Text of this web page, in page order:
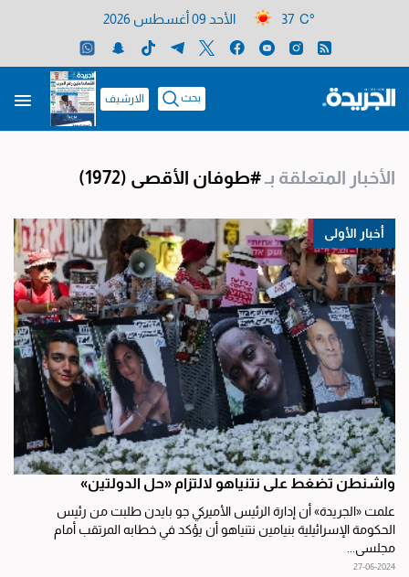
37 C° الأحد 09 أغسطس 2026
بحث الارشيف
الأخبار المتعلقة بـ#طوفان الأقصى (1972)
أخبار الأولى
واشنطن تضغط على نتنياهو لالتزام «حل الدولتين»
علمت «الجريدة» أن إدارة الرئيس الأميركي جو بايدن طلبت من رئيس
الحكومة الإسرائيلية بنيامين نتنياهو أن يؤكد في خطابه المرتقب أمام
مجلسي...
27-06-2024